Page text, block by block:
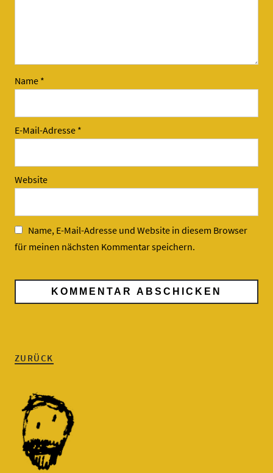
Name *
E-Mail-Adresse *
Website
Name, E-Mail-Adresse und Website in diesem Browser
für meinen nächsten Kommentar speichern.
ZURÜCK